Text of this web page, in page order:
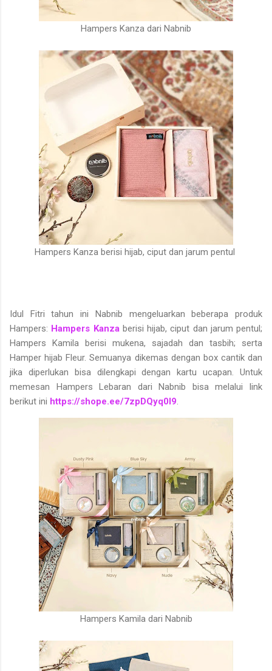
Hampers Kanza dari Nabnib
Hampers Kanza berisi hijab, ciput dan jarum pentul
Idul Fitri tahun ini Nabnib mengeluarkan beberapa produk
Hampers: Hampers Kanzaberisi hijab, ciput dan jarum pentul;
Hampers Kamila berisi mukena, sajadah dan tasbih; serta
Hamper hijab Fleur. Semuanya dikemas dengan box cantik dan
jika diperlukan bisa dilengkapi dengan kartu ucapan. Untuk
memesan Hampers Lebaran dari Nabnib bisa melalui link
berikut ini https://shope.ee/7zpDQyq0I9
Hampers Kamila dari Nabnib